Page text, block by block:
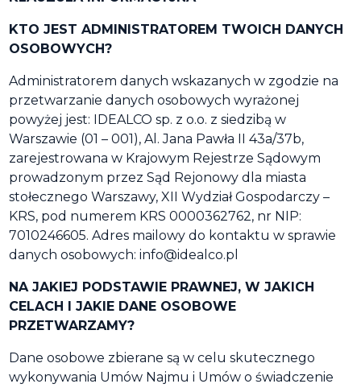
KTO JEST ADMINISTRATOREM TWOICH DANYCH
OSOBOWYCH?
Administratorem danych wskazanych w zgodzie na
przetwarzanie danych osobowych wyrażonej
powyżej jest: IDEALCO sp. z o.o. z siedzibą w
Warszawie (01 – 001), Al. Jana Pawła II 43a/37b,
zarejestrowana w Krajowym Rejestrze Sądowym
prowadzonym przez Sąd Rejonowy dla miasta
stołecznego Warszawy, XII Wydział Gospodarczy –
KRS, pod numerem KRS 0000362762, nr NIP:
7010246605. Adres mailowy do kontaktu w sprawie
danych osobowych: info@idealco.pl
NA JAKIEJ PODSTAWIE PRAWNEJ, W JAKICH
CELACH I JAKIE DANE OSOBOWE
PRZETWARZAMY?
Dane osobowe zbierane są w celu skutecznego
wykonywania Umów Najmu i Umów o świadczenie